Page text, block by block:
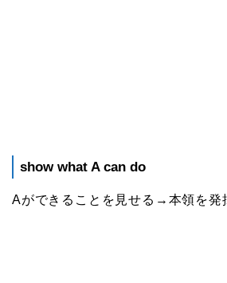
show what A can do
Aができることを見せる→本領を発